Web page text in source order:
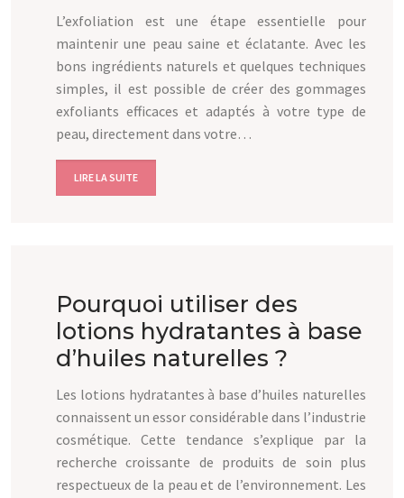
L’exfoliation est une étape essentielle pour
maintenir une peau saine et éclatante. Avec les
bons ingrédients naturels et quelques techniques
simples, il est possible de créer des gommages
exfoliants efficaces et adaptés à votre type de
peau, directement dans votre…
LIRE LA SUITE
Pourquoi utiliser des
lotions hydratantes à base
d’huiles naturelles ?
Les lotions hydratantes à base d’huiles naturelles
connaissent un essor considérable dans l’industrie
cosmétique. Cette tendance s’explique par la
recherche croissante de produits de soin plus
respectueux de la peau et de l’environnement. Les